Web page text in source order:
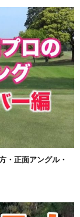
・正面アングル・